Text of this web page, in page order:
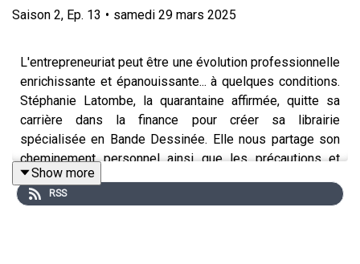
Saison 2, Ep. 13 • samedi 29 mars 2025
L'entrepreneuriat peut être une évolution professionnelle
enrichissante et épanouissante... à quelques conditions.
Stéphanie Latombe, la quarantaine affirmée, quitte sa
carrière dans la finance pour créer sa librairie
spécialisée en Bande Dessinée. Elle nous partage son
cheminement personnel ainsi que les précautions et
protections qu'elle a prises pour réussir cette nouvelle
aventure. Enthousiasmant !
Show more
RSS